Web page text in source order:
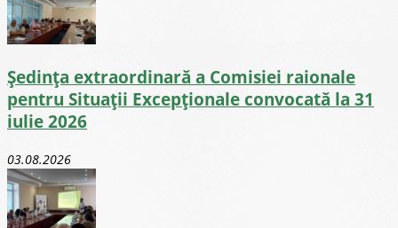
Ședința extraordinară a Comisiei raionale
pentru Situații Excepționale convocată la 31
iulie 2026
03.08.2026